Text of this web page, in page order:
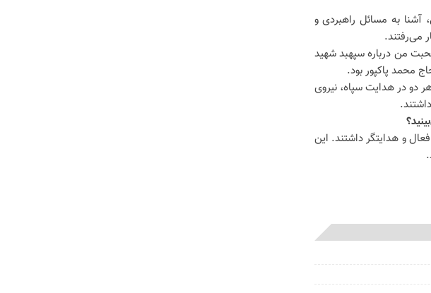
آشنا به مسائل راهبردی و
می‌رفتند.
من درباره سپهبد شهید
محمد پاکپور بود.
دو در هدایت سپاه، نیروی
و هدایتگر داشتند. این